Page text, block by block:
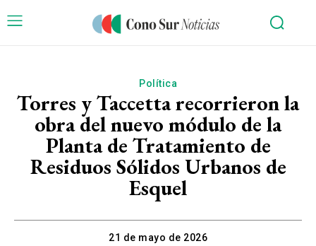
Política
Torres y Taccetta recorrieron la
obra del nuevo módulo de la
Planta de Tratamiento de
Residuos Sólidos Urbanos de
Esquel
21 de mayo de 2026